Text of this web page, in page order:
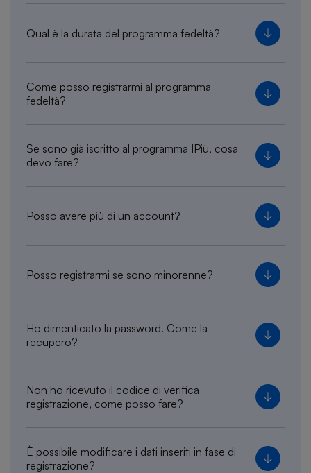
Qual è la durata del programma fedeltà?
Come posso registrarmi al programma
fedeltà?
Se sono già iscritto al programma IPiù, cosa
devo fare?
Posso avere più di un account?
Posso registrarmi se sono minorenne?
Ho dimenticato la password. Come la
recupero?
Non ho ricevuto il codice di verifica
registrazione, come posso fare?
È possibile modificare i dati inseriti in fase di
registrazione?